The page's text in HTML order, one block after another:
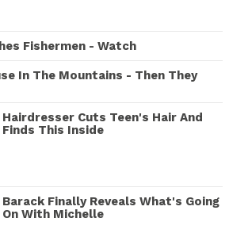
Fishermen - Watch
In The Mountains - Then They
Hairdresser Cuts Teen's Hair And
Finds This Inside
Barack Finally Reveals What's Going
On With Michelle